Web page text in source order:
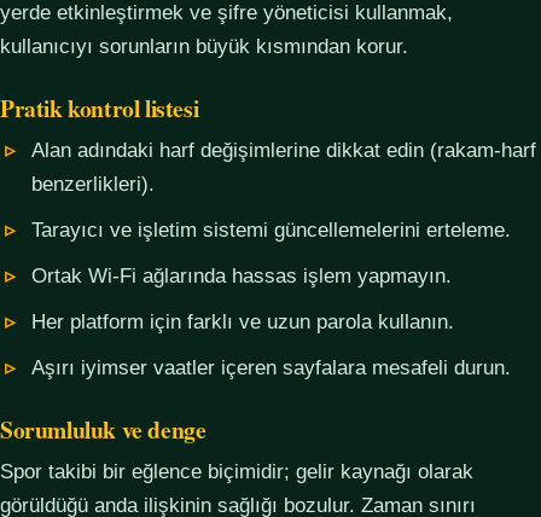
yerde etkinleştirmek ve şifre yöneticisi kullanmak,
kullanıcıyı sorunların büyük kısmından korur.
Pratik kontrol listesi
Alan adındaki harf değişimlerine dikkat edin (rakam-harf
benzerlikleri).
Tarayıcı ve işletim sistemi güncellemelerini erteleme.
Ortak Wi-Fi ağlarında hassas işlem yapmayın.
Her platform için farklı ve uzun parola kullanın.
Aşırı iyimser vaatler içeren sayfalara mesafeli durun.
Sorumluluk ve denge
Spor takibi bir eğlence biçimidir; gelir kaynağı olarak
görüldüğü anda ilişkinin sağlığı bozulur. Zaman sınırı